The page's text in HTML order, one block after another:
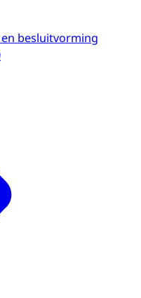
besluitvorming